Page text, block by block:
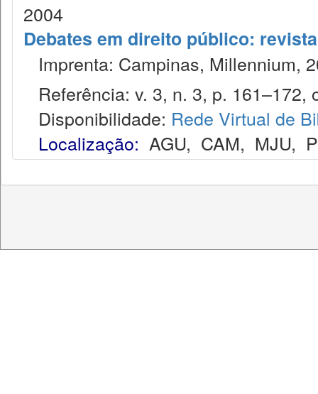
2004
Debates em direito público:
Imprenta: Campinas, Millennium,
Referência: v. 3, n. 3, p. 161–172,
Disponibilidade: Rede Virtual de
Localização: AGU, CAM, MJU,